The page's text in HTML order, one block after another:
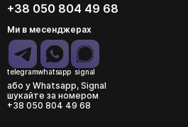
+38 050 804 49 68
Ми в месенджерах
telegramwhatsapp signal
або у Whatsapp, Signal
шукайте за номером
+38 050 804 49 68